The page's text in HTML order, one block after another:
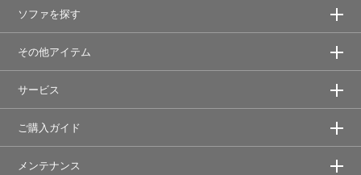
ソファを探す
その他アイテム
サービス
ご購入ガイド
メンテナンス